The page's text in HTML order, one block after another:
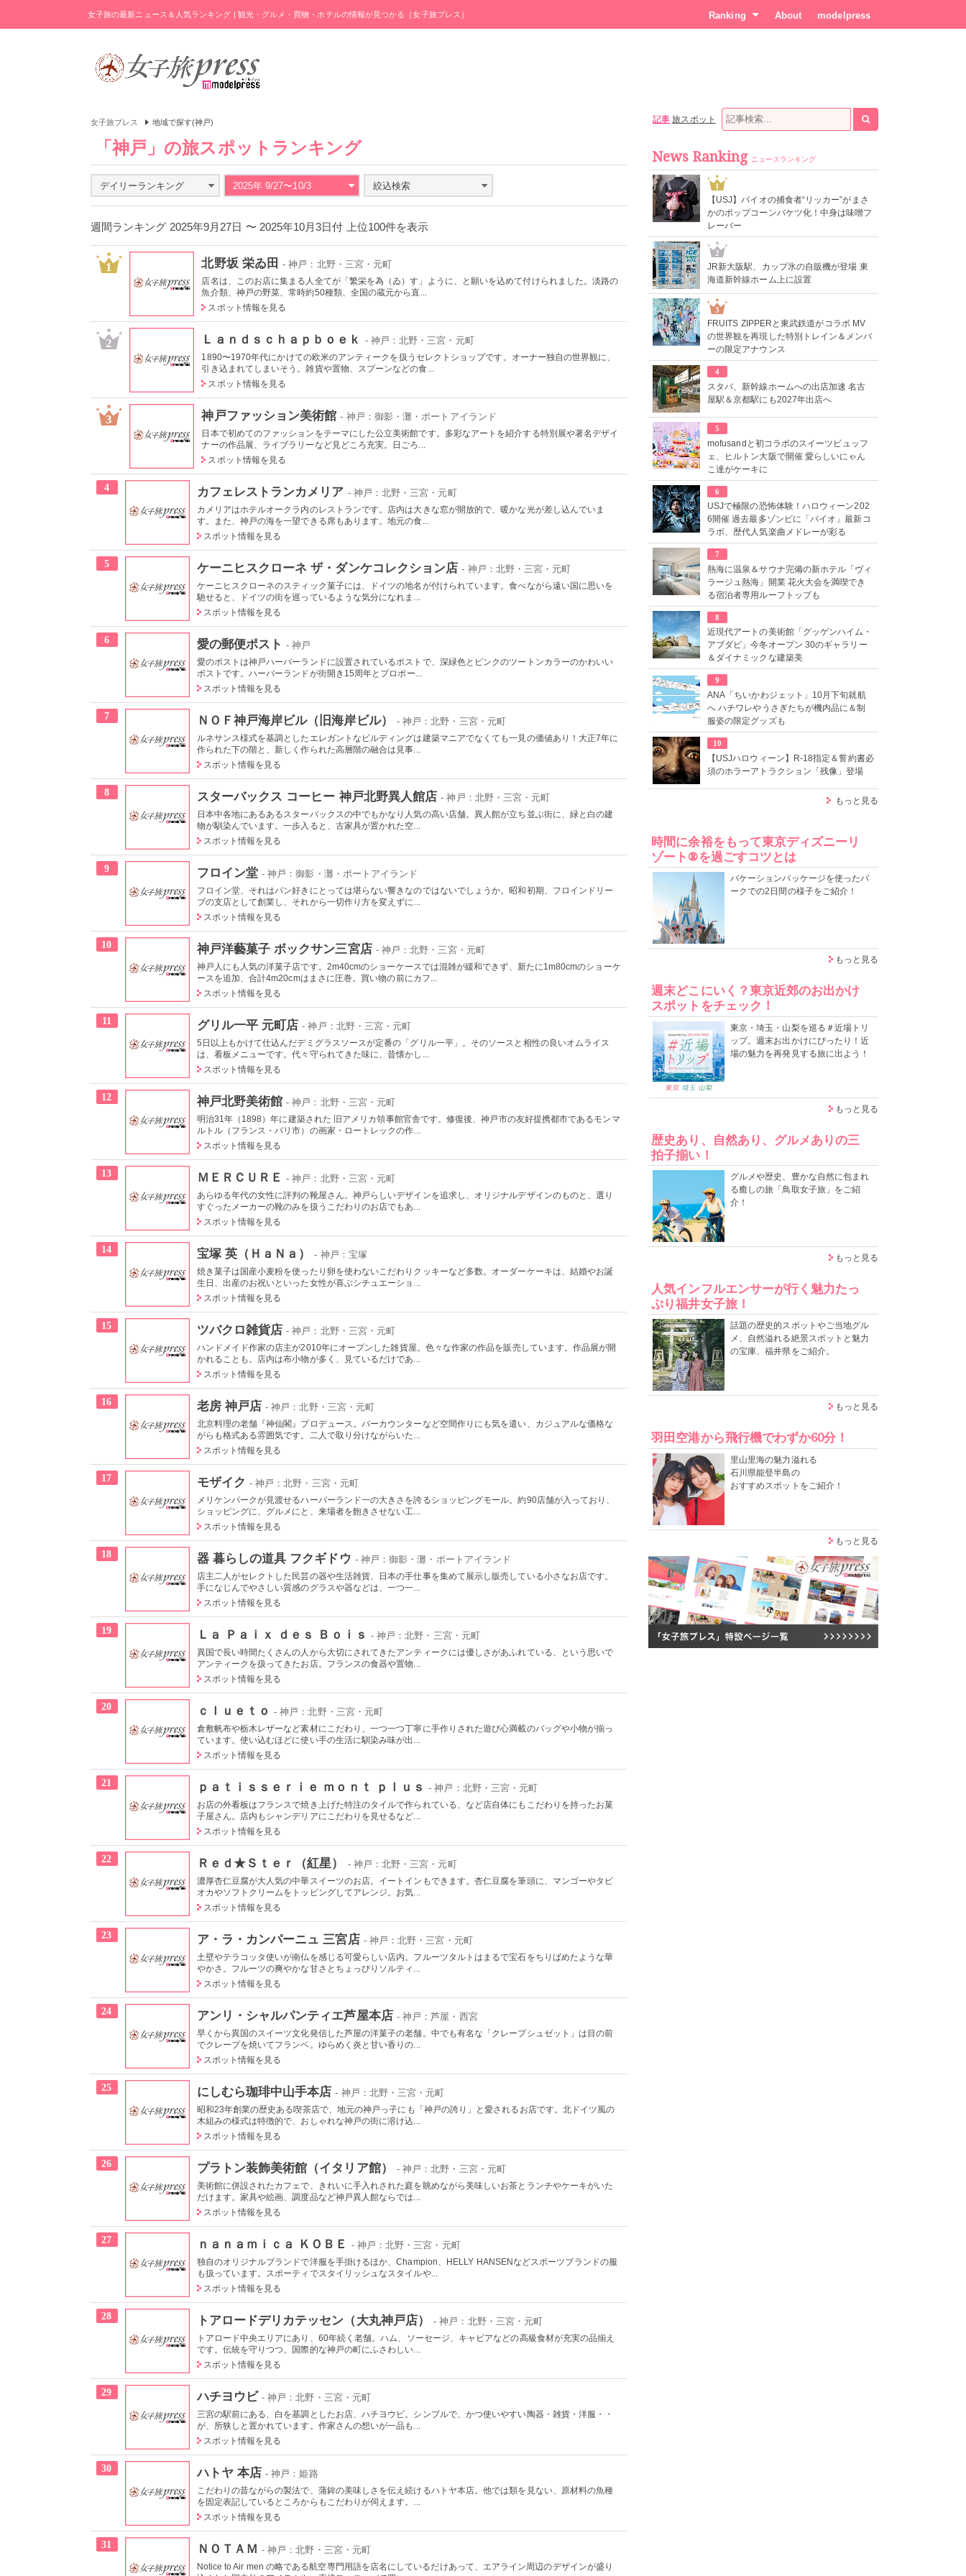
女子旅の最新ニュース＆人気ランキング | 観光・グルメ・買物・ホテルの情報が見つかる［女子旅プレス］ Ranking About modelpress
女子旅プレス 地域で探す(神戸)
「神戸」の旅スポットランキング
デイリーランキング 2025年 9/27〜10/3 絞込検索
週間ランキング 2025年9月27日 〜 2025年10月3日付 上位100件を表示
1 北野坂 栄ゐ田 - 神戸：北野・三宮・元町
店名は、このお店に集まる人全てが「繁栄を為（ゐ）す」ように、と願いを込めて付けられました。淡路の
魚介類、神戸の野菜、常時約50種類、全国の蔵元から直...
スポット情報を見る
2 Ｌａｎｄｓｃｈａｐｂｏｅｋ - 神戸：北野・三宮・元町
1890〜1970年代にかけての欧米のアンティークを扱うセレクトショップです。オーナー独自の世界観に、
引き込まれてしまいそう。雑貨や置物、スプーンなどの食...
スポット情報を見る
3 神戸ファッション美術館 - 神戸：御影・灘・ポートアイランド
日本で初めてのファッションをテーマにした公立美術館です。多彩なアートを紹介する特別展や著名デザイ
ナーの作品展、ライブラリーなど見どころ充実。日ごろ...
スポット情報を見る
4 カフェレストランカメリア - 神戸：北野・三宮・元町
カメリアはホテルオークラ内のレストランです。店内は大きな窓が開放的で、暖かな光が差し込んでいま
す。また、神戸の海を一望できる席もあります。地元の食...
スポット情報を見る
5 ケーニヒスクローネ ザ・ダンケコレクション店 - 神戸：北野・三宮・元町
ケーニヒスクローネのスティック菓子には、ドイツの地名が付けられています。食べながら遠い国に思いを
馳せると、ドイツの街を巡っているような気分になれま...
スポット情報を見る
6 愛の郵便ポスト - 神戸
愛のポストは神戸ハーバーランドに設置されているポストで、深緑色とピンクのツートンカラーのかわいい
ポストです。ハーバーランドが街開き15周年とプロポー...
スポット情報を見る
7 ＮＯＦ神戸海岸ビル（旧海岸ビル） - 神戸：北野・三宮・元町
ルネサンス様式を基調としたエレガントなビルディングは建築マニアでなくても一見の価値あり！大正7年に
作られた下の階と、新しく作られた高層階の融合は見事...
スポット情報を見る
8 スターバックス コーヒー 神戸北野異人館店 - 神戸：北野・三宮・元町
日本中各地にあるあるスターバックスの中でもかなり人気の高い店舗。異人館が立ち並ぶ街に、緑と白の建
物が馴染んでいます。一歩入ると、古家具が置かれた空...
スポット情報を見る
9 フロイン堂 - 神戸：御影・灘・ポートアイランド
フロイン堂、それはパン好きにとっては堪らない響きなのではないでしょうか。昭和初期、フロインドリー
ブの支店として創業し、それから一切作り方を変えずに...
スポット情報を見る
10 神戸洋藝菓子 ボックサン三宮店 - 神戸：北野・三宮・元町
神戸人にも人気の洋菓子店です。2m40cmのショーケースでは混雑が緩和できず、新たに1m80cmのショーケ
ースを追加、合計4m20cmはまさに圧巻。買い物の前にカフ...
スポット情報を見る
11 グリル一平 元町店 - 神戸：北野・三宮・元町
5日以上もかけて仕込んだデミグラスソースが定番の「グリル一平」。そのソースと相性の良いオムライス
は、看板メニューです。代々守られてきた味に、昔懐かし...
スポット情報を見る
12 神戸北野美術館 - 神戸：北野・三宮・元町
明治31年（1898）年に建築された 旧アメリカ領事館官舎です。修復後、神戸市の友好提携都市であるモンマ
ルトル（フランス・パリ市）の画家・ロートレックの作...
スポット情報を見る
13 ＭＥＲＣＵＲＥ - 神戸：北野・三宮・元町
あらゆる年代の女性に評判の靴屋さん。神戸らしいデザインを追求し、オリジナルデザインのものと、選り
すぐったメーカーの靴のみを扱うこだわりのお店でもあ...
スポット情報を見る
14 宝塚 英（ＨａＮａ） - 神戸：宝塚
焼き菓子は国産小麦粉を使ったり卵を使わないこだわりクッキーなど多数。オーダーケーキは、結婚やお誕
生日、出産のお祝いといった女性が喜ぶシチュエーショ...
スポット情報を見る
15 ツバクロ雑貨店 - 神戸：北野・三宮・元町
ハンドメイド作家の店主が2010年にオープンした雑貨屋。色々な作家の作品を販売しています。作品展が開
かれることも。店内は布小物が多く、見ているだけであ...
スポット情報を見る
16 老房 神戸店 - 神戸：北野・三宮・元町
北京料理の老舗『神仙閣』プロデュース。バーカウンターなど空間作りにも気を遣い、カジュアルな価格な
がらも格式ある雰囲気です。二人で取り分けながらいた...
スポット情報を見る
17 モザイク - 神戸：北野・三宮・元町
メリケンパークが見渡せるハーバーランド一の大きさを誇るショッピングモール。約90店舗が入っており、
ショッピングに、グルメにと、来場者を飽きさせない工...
スポット情報を見る
18 器 暮らしの道具 フクギドウ - 神戸：御影・灘・ポートアイランド
店主二人がセレクトした民芸の器や生活雑貨、日本の手仕事を集めて展示し販売している小さなお店です。
手になじんでやさしい質感のグラスや器などは、一つ一...
スポット情報を見る
19 Ｌａ Ｐａｉｘ ｄｅｓ Ｂｏｉｓ - 神戸：北野・三宮・元町
異国で長い時間たくさんの人から大切にされてきたアンティークには優しさがあふれている、という思いで
アンティークを扱ってきたお店。フランスの食器や置物...
スポット情報を見る
20 ｃｌｕｅｔｏ - 神戸：北野・三宮・元町
倉敷帆布や栃木レザーなど素材にこだわり、一つ一つ丁寧に手作りされた遊び心満載のバッグや小物が揃っ
ています。使い込むほどに使い手の生活に馴染み味が出...
スポット情報を見る
21 ｐａｔｉｓｓｅｒｉｅ ｍｏｎｔ ｐｌｕｓ - 神戸：北野・三宮・元町
お店の外看板はフランスで焼き上げた特注のタイルで作られている、など店自体にもこだわりを持ったお菓
子屋さん。店内もシャンデリアにこだわりを見せるなど...
スポット情報を見る
22 Ｒｅｄ★Ｓｔｅｒ（紅星） - 神戸：北野・三宮・元町
濃厚杏仁豆腐が大人気の中華スイーツのお店。イートインもできます。杏仁豆腐を筆頭に、マンゴーやタピ
オカやソフトクリームをトッピングしてアレンジ。お気...
スポット情報を見る
23 ア・ラ・カンパーニュ 三宮店 - 神戸：北野・三宮・元町
土壁やテラコッタ使いが南仏を感じる可愛らしい店内。フルーツタルトはまるで宝石をちりばめたような華
やかさ。フルーツの爽やかな甘さとちょっぴりソルティ...
スポット情報を見る
24 アンリ・シャルパンティエ芦屋本店 - 神戸：芦屋・西宮
早くから異国のスイーツ文化発信した芦屋の洋菓子の老舗。中でも有名な「クレープシュゼット」は目の前
でクレープを焼いてフランベ。ゆらめく炎と甘い香りの...
スポット情報を見る
25 にしむら珈琲中山手本店 - 神戸：北野・三宮・元町
昭和23年創業の歴史ある喫茶店で、地元の神戸っ子にも「神戸の誇り」と愛されるお店です。北ドイツ風の
木組みの様式は特徴的で、おしゃれな神戸の街に溶け込...
スポット情報を見る
26 プラトン装飾美術館（イタリア館） - 神戸：北野・三宮・元町
美術館に併設されたカフェで、きれいに手入れされた庭を眺めながら美味しいお茶とランチやケーキがいた
だけます。家具や絵画、調度品など神戸異人館ならでは...
スポット情報を見る
27 ｎａｎａｍｉｃａ ＫＯＢＥ - 神戸：北野・三宮・元町
独自のオリジナルブランドで洋服を手掛けるほか、Champion、HELLY HANSENなどスポーツブランドの服
も扱っています。スポーティでスタイリッシュなスタイルや...
スポット情報を見る
28 トアロードデリカテッセン（大丸神戸店） - 神戸：北野・三宮・元町
トアロード中央エリアにあり、60年続く老舗。ハム、ソーセージ、キャビアなどの高級食材が充実の品揃え
です。伝統を守りつつ、国際的な神戸の町にふさわしい...
スポット情報を見る
29 ハチヨウビ - 神戸：北野・三宮・元町
三宮の駅前にある、白を基調としたお店、ハチヨウビ。シンプルで、かつ使いやすい陶器・雑貨・洋服・・
が、所狭しと置かれています。作家さんの想いが一品も...
スポット情報を見る
30 ハトヤ 本店 - 神戸：姫路
こだわりの昔ながらの製法で、蒲鉾の美味しさを伝え続けるハトヤ本店。他では類を見ない、原材料の魚種
を固定表記しているところからもこだわりが伺えます。...
スポット情報を見る
31 ＮＯＴＡＭ - 神戸：北野・三宮・元町
Notice to Air men の略である航空専門用語を店名にしているだけあって、エアライン周辺のデザインが盛り
記事 旅スポット
News Ranking ニュースランキング
1
【USJ】バイオの捕食者“リッカー”がまさ
かのポップコーンバケツ化！中身は味噌フ
レーバー
2
JR新大阪駅、カップ氷の自販機が登場 東
海道新幹線ホーム上に設置
3
FRUITS ZIPPERと東武鉄道がコラボ MV
の世界観を再現した特別トレイン＆メンバ
ーの限定アナウンス
4
スタバ、新幹線ホームへの出店加速 名古
屋駅＆京都駅にも2027年出店へ
5
mofusandと初コラボのスイーツビュッフ
ェ、ヒルトン大阪で開催 愛らしいにゃん
こ達がケーキに
6
USJで極限の恐怖体験！ハロウィーン202
6開催 過去最多ゾンビに「バイオ」最新コ
ラボ、歴代人気楽曲メドレーが彩る
7
熱海に温泉＆サウナ完備の新ホテル「ヴィ
ラージュ熱海」開業 花火大会を満喫でき
る宿泊者専用ルーフトップも
8
近現代アートの美術館「グッゲンハイム・
アブダビ」今冬オープン 30のギャラリー
＆ダイナミックな建築美
9
ANA「ちいかわジェット」10月下旬就航
へ ハチワレやうさぎたちが機内品に＆制
服姿の限定グッズも
10
【USJハロウィーン】R-18指定＆誓約書必
須のホラーアトラクション「残像」登場
もっと見る
時間に余裕をもって東京ディズニーリ
ゾート®を過ごすコツとは
バケーションパッケージを使ったパ
ークでの2日間の様子をご紹介！
もっと見る
週末どこにいく？東京近郊のお出かけ
スポットをチェック！
東京・埼玉・山梨を巡る＃近場トリ
ップ。週末お出かけにぴったり！近
場の魅力を再発見する旅に出よう！
もっと見る
歴史あり、自然あり、グルメありの三
拍子揃い！
グルメや歴史、豊かな自然に包まれ
る癒しの旅「鳥取女子旅」をご紹
介！
もっと見る
人気インフルエンサーが行く魅力たっ
ぷり福井女子旅！
話題の歴史的スポットやご当地グル
メ、自然溢れる絶景スポットと魅力
の宝庫、福井県をご紹介。
もっと見る
羽田空港から飛行機でわずか60分！
里山里海の魅力溢れる
石川県能登半島の
おすすめスポットをご紹介！
もっと見る